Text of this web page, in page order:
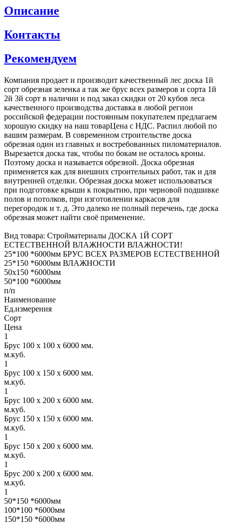
Описание
Контакты
Рекомендуем
К​омпания продает и производит качественный лес доска 1й
сорт обрезная зеленка а так же брус всех размеров и сорта 1й
2й 3й сорт в наличии и под заказ скидки от 20 кубов леса
качественного производства доставка в любой регион
российской федерации постоянным покупателем предлагаем
хорошую скидку на наш товарЦена с НДС. Распил любой по
вашим размерам. В современном строительстве доска
обрезная один из главных и востребованных пиломатериалов.
Вырезается доска так, чтобы по бокам не осталось кроны.
Поэтому доска и называется обрезной. Доска обрезная
применяется как для внешних строительных работ, так и для
внутренней отделки. Обрезная доска может использоваться
при подготовке крыши к покрытию, при черновой подшивке
полов и потолков, при изготовлении каркасов для
перегородок и т. д. Это далеко не полный перечень, где доска
обрезная может найти своё применение.
Вид товара: Стройматериалы ДОСКА 1Й СОРТ
ЕСТЕСТВЕННОЙ ВЛАЖНОСТИ ВЛАЖНОСТИ!
25*100 *6000мм БРУС ВСЕХ РАЗМЕРОВ ЕСТЕСТВЕННОЙ
25*150 *6000мм ВЛАЖНОСТИ
50х150 *6000мм
50*100 *6000мм
п/п
Наименование
Ед.измерения
Сорт
Цена
1
Брус 100 х 100 х 6000 мм.
м.куб.
1
Брус 100 х 150 х 6000 мм.
м.куб.
1
Брус 100 х 200 х 6000 мм.
м.куб.
Брус 150 х 150 х 6000 мм.
м.куб.
1
Брус 150 х 200 х 6000 мм.
м.куб.
1
Брус 200 х 200 х 6000 мм.
м.куб.
1
50*150 *6000мм
100*100 *6000мм
150*150 *6000мм